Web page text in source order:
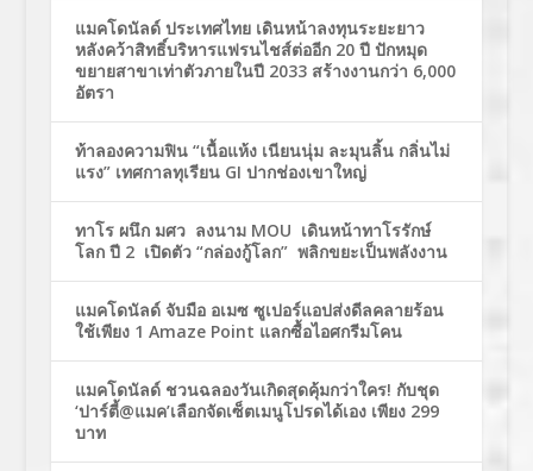
แมคโดนัลด์ ประเทศไทย เดินหน้าลงทุนระยะยาว
หลังคว้าสิทธิ์บริหารแฟรนไชส์ต่ออีก 20 ปี ปักหมุด
ขยายสาขาเท่าตัวภายในปี 2033 สร้างงานกว่า 6,000
อัตรา
ท้าลองความฟิน “เนื้อแห้ง เนียนนุ่ม ละมุนลิ้น กลิ่นไม่
แรง” เทศกาลทุเรียน GI ปากช่องเขาใหญ่
ทาโร ผนึก มศว ลงนาม MOU เดินหน้าทาโรรักษ์
โลก ปี 2 เปิดตัว “กล่องกู้โลก” พลิกขยะเป็นพลังงาน
แมคโดนัลด์ จับมือ อเมซ ซูเปอร์แอปส่งดีลคลายร้อน
ใช้เพียง 1 Amaze Point แลกซื้อไอศกรีมโคน
แมคโดนัลด์ ชวนฉลองวันเกิดสุดคุ้มกว่าใคร! กับชุด
‘ปาร์ตี้@แมค’เลือกจัดเซ็ตเมนูโปรดได้เอง เพียง 299
บาท